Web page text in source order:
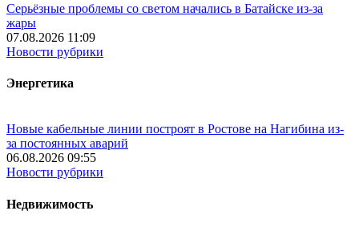
Серьёзные проблемы со светом начались в Батайске из-за
жары
07.08.2026 11:09
Новости рубрики
Энергетика
Новые кабельные линии построят в Ростове на Нагибина из-
за постоянных аварий
06.08.2026 09:55
Новости рубрики
Недвижимость